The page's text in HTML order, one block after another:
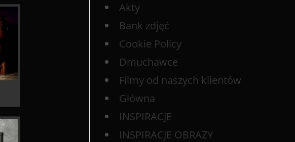
Akty
Bank zdjęć
Cookie Policy
Dmuchawce
Filmy od naszych klientów
Główna
INSPIRACJE
INSPIRACJE OBRAZY